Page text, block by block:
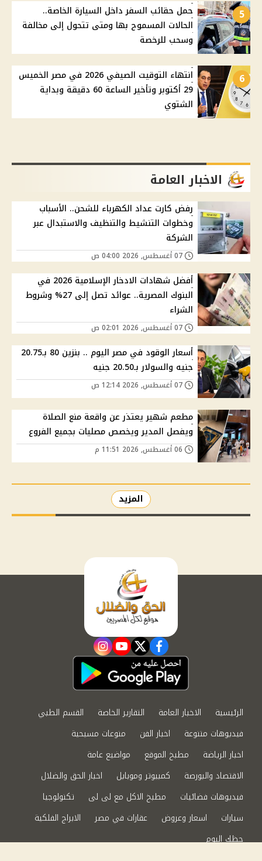
5
حمل حقائب السفر داخل السيارة الخاصة..
الحالات المسموح بها ومتى تتحول إلى مخالفة
وسحب للرخصة
6
انتهاء التوقيت الصيفي 2026 في مصر الخميس
29 أكتوبر وتأخير الساعة 60 دقيقة وبداية
الشتوي
الاخبار العامة
رفض كارت عداد الكهرباء للشحن.. الأسباب
وخطوات التنشيط والتنظيف والاستبدال عبر
الشركة
أفضل شهادات الادخار الإسلامية 2026 في
البنوك المصرية.. عوائد تصل إلى 27% وشروط
الشراء
أسعار الوقود في مصر اليوم .. بنزين 80 بـ20.75
جنيه والسولار بـ20.50 جنيه
مطعم شهير يعتذر عن واقعة منع الصلاة
ويفصل المدير ويخصص مصليات بجميع الفروع
المزيد
facebook
twitter
youtube
instagram
الرئيسية الاخبار العامة التقارير الخاصة
القسم الطبي
فيديوهات متنوعة
اخبار الفن
منوعات مسيحية
اخبار الرياضة
مطبخ الموقع
مواضيع عامة
الاقتصاد والبورصة
كمبيوتر وموبايل
اخبار الحق والضلال
فيديوهات فضائيات
مطبخ الاكل مع لى لى
تكنولوجيا
سيارات
اسعار وعروض عقارات في مصر
الابراج الفلكية
حظك اليوم